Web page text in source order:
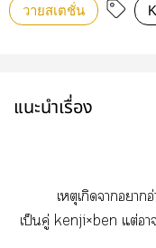
วายสเตชั่น
แนะนำเรื่อง
เหตุเกิดาา
เป็นคู่ kenji×ben แต่